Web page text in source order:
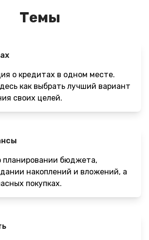
Темы
о кредитах в одном месте.
как выбрать лучший вариант
своих целей.
планировании бюджета,
накоплений и вложений, а
покупках.